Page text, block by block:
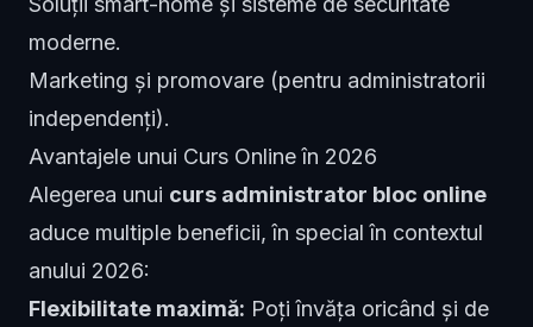
moderne.
Marketing și promovare (pentru administratorii
independenți).
Avantajele unui Curs Online în 2026
Alegerea unui curs administrator bloc online
aduce multiple beneficii, în special în contextul
anului 2026:
Flexibilitate maximă: Poți învăța oricând și de